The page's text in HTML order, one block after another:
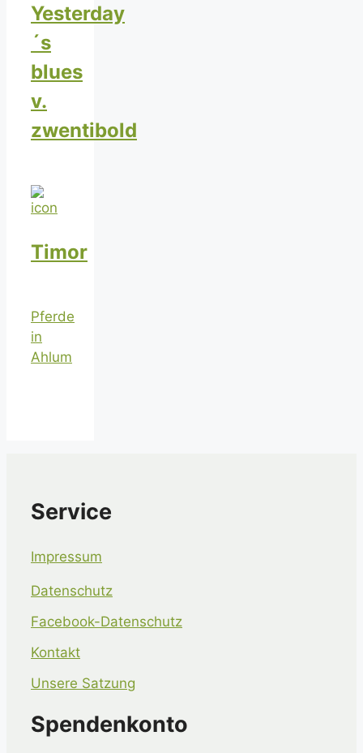
Yesterday
´s
blues
v.
zwentibold
Timor
Pferde
in
Ahlum
Service
Impressum
Datenschutz
Facebook-Datenschutz
Kontakt
Unsere Satzung
Spendenkonto